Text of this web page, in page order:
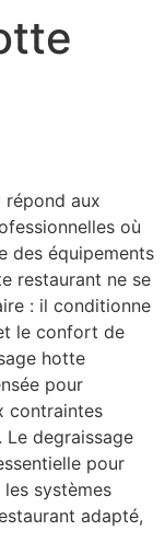
répond aux
où
des équipements
restaurant ne se
: il conditionne
le confort de
hotte
pour
contraintes
Le degraissage
pour
systèmes
adapté,